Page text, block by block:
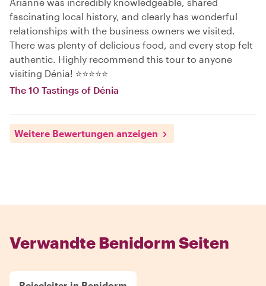
fascinating local history, and clearly has wonderful
relationships with the business owners we visited.
There was plenty of delicious food, and every stop felt
authentic. Highly recommend this tour to anyone
visiting Dénia! ⭐⭐⭐⭐⭐
The 10 Tastings of Dénia
Weitere Bewertungen anzeigen
Verwandte Benidorm Seiten